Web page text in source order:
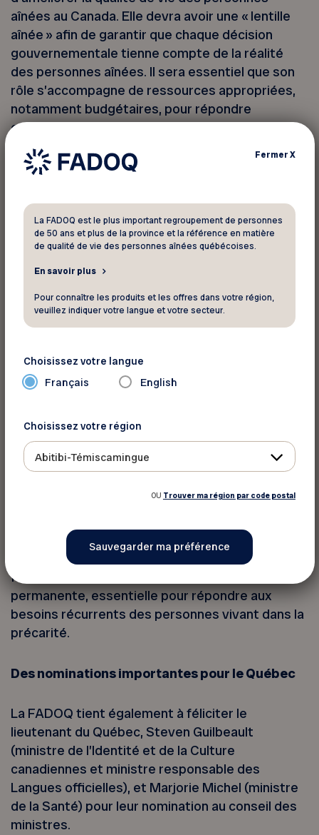
aînées au Canada. Elle devra avoir une « lentille
aînée » afin de garantir que chaque décision
gouvernementale tienne compte de la réalité
des personnes aînées. Il sera essentiel que son
rôle s’accompagne de ressources appropriées,
notamment budgétaires, pour répondre
efficacement aux besoins des personnes
aînées », a affirmé la présidente de la FADOQ,
Gisèle Tassé-Goodman.
Parmi les engagements pris par le Parti libéral du
Canada durant la campagne électorale, la plus
grande organisation de personnes aînées au
revenu garanti (SRG) de 5 % pendant un an;
Réduire de 25 % le montant minimum à
retraite (FERR) pendant un an;
Baisser les impôts de 15 % à 14 % sur la
375 $;
Annuler la hausse prévue du taux d’inclusion
des gains en capital.
La bonification de 5 % du Supplément de revenu
insuffisante. La FADOQ continuera de faire des
représentations auprès du gouvernement
fédéral afin d’obtenir une bonification
permanente, essentielle pour répondre aux
besoins récurrents des personnes vivant dans la
précarité.
Des nominations importantes pour le Québec
La FADOQ tient également à féliciter le
lieutenant du Québec, Steven Guilbeault
(ministre de l’Identité et de la Culture
canadiennes et ministre responsable des
Langues officielles), et Marjorie Michel (ministre
de la Santé) pour leur nomination au conseil des
ministres.
FermerX
La FADOQ est le plus important regroupement de personnes
de 50 ans et plus de la province et la référence en matière
de qualité de vie des personnes aînées québécoises.
En savoir plus
Pour connaître les produits et les offres dans votre région,
veuillez indiquer votre langue et votre secteur.
Choisissez votre langue
Français English
Choisissez votre région
Abitibi-Témiscamingue
OU Trouver ma région par code postal